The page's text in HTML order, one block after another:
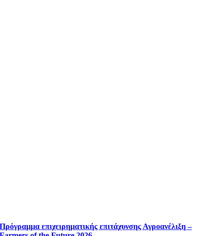
Πρόγραμμα επιχειρηματικής επιτάχυνσης Αγροανέλιξη –